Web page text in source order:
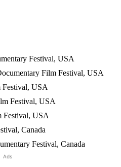
Festival, USA
Film Festival, USA
Festival, USA
Festival, USA
Festival, USA
Canada
Festival, Canada
Ads